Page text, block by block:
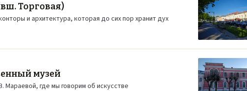
Торговая)
и архитектура, которая до сих пор хранит дух
музей
Мараевой, где мы говорим об искусстве